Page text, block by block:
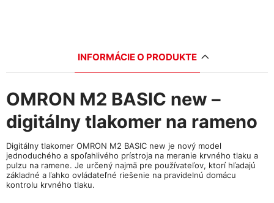
INFORMÁCIE O PRODUKTE
OMRON M2 BASIC new –
digitálny tlakomer na rameno
Digitálny tlakomer OMRON M2 BASIC new je nový model
jednoduchého a spoľahlivého prístroja na meranie krvného tlaku a
pulzu na ramene. Je určený najmä pre používateľov, ktorí hľadajú
základné a ľahko ovládateľné riešenie na pravidelnú domácu
kontrolu krvného tlaku.